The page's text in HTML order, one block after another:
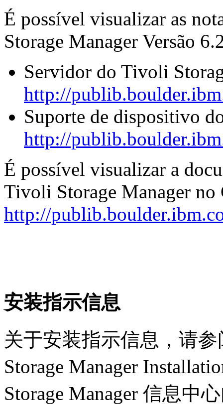
É possível visualizar as
Storage Manager Versão
Servidor do Tivoli
http://
Suporte de dispositivo
http://
É possível visualizar a
Tivoli Storage Manager
http://
安装指示信息
关于安装指示信息，请
Storage Manager
Storage Manager 信息中